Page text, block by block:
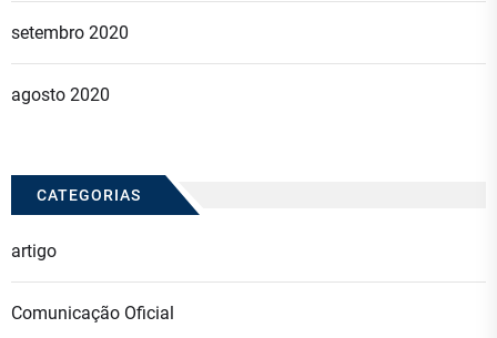
setembro 2020
agosto 2020
CATEGORIAS
artigo
Comunicação Oficial